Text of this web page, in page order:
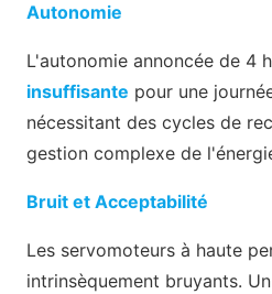
Autonomie
L'autonomie annoncée de 4
insuffisante pour une
nécessitant des cycles de
gestion complexe de
Bruit et Acceptabilité
Les servomoteurs à haute
intrinsèquement bruyants.